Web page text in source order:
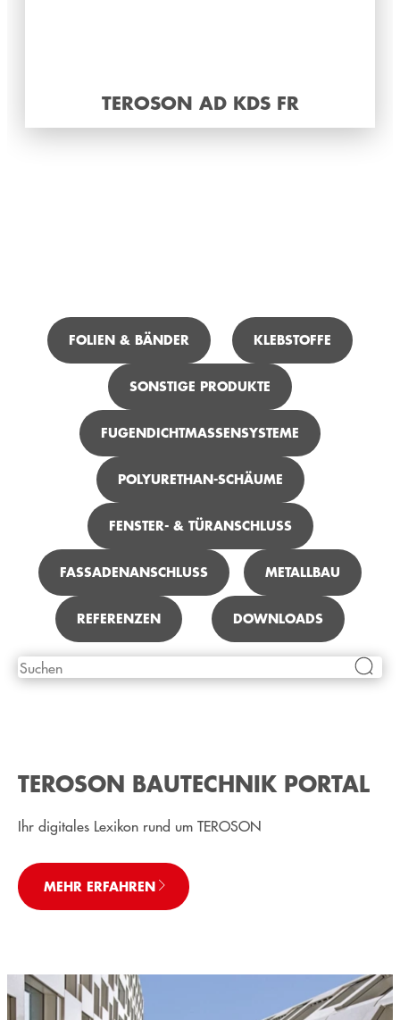
TEROSON AD KDS FR
TEROSON FO 150 FOIL-TACK M+S
FOLIEN & BÄNDER KLEBSTOFFE
SONSTIGE PRODUKTE
FUGENDICHTMASSENSYSTEME
POLYURETHAN-SCHÄUME
FENSTER- & TÜRANSCHLUSS
FASSADENANSCHLUSS METALLBAU
REFERENZEN DOWNLOADS
TEROSON BAUTECHNIK PORTAL
Ihr digitales Lexikon rund um TEROSON
MEHR ERFAHREN